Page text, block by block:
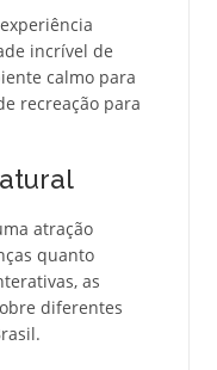
incrível de
calmo para
recreação para
atração
quanto
as
diferentes